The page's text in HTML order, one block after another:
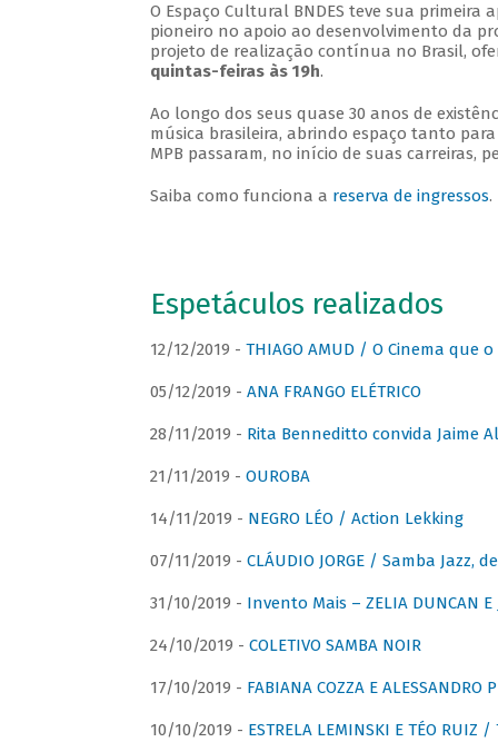
O Espaço Cultural BNDES teve sua
pioneiro no apoio ao desenvolvimento da
projeto de realização contínua no Brasil,
quintas-feiras às 19h.
Ao longo dos seus quase 30 anos de
música brasileira, abrindo espaço tanto
MPB passaram, no início de suas carreiras,
Saiba como funciona a reserva de ingressos.
Espetáculos realizados
12/12/2019 - THIAGO AMUD / O Cinema que
05/12/2019 - ANA FRANGO ELÉTRICO
28/11/2019 - Rita Benneditto convida Jaime
21/11/2019 - OUROBA
14/11/2019 - NEGRO LÉO / Action Lekking
07/11/2019 - CLÁUDIO JORGE / Samba Jazz,
31/10/2019 - Invento Mais – ZELIA DUNCAN
24/10/2019 - COLETIVO SAMBA NOIR
17/10/2019 - FABIANA COZZA E ALESSANDRO
10/10/2019 - ESTRELA LEMINSKI E TÉO